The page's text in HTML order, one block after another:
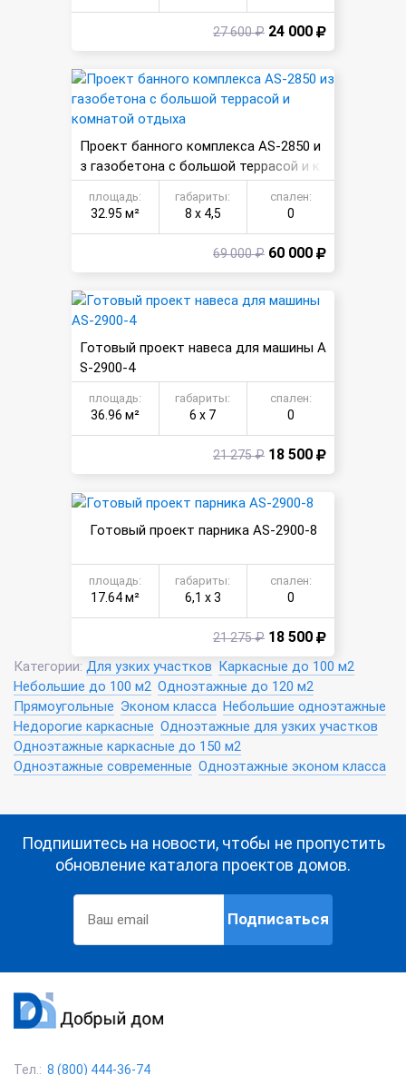
27 600 ₽ 24 000
Проект банного комплекса AS-2850 и
з газобетона с большой террасой и к
омнатой отдыха
площадь:
32.95 м²
габариты:
8 х 4,5
спален:
0
69 000 ₽ 60 000
Готовый проект навеса для машины A
S-2900-4
площадь:
36.96 м²
габариты:
6 х 7
спален:
0
21 275 ₽ 18 500
Готовый проект парника AS-2900-8
площадь:
17.64 м²
габариты:
6,1 х 3
спален:
0
21 275 ₽ 18 500
Категории: Для узких участков Каркасные до 100 м2
Небольшие до 100 м2 Одноэтажные до 120 м2
Прямоугольные Эконом класса Небольшие одноэтажные
Недорогие каркасные Одноэтажные для узких участков
Одноэтажные каркасные до 150 м2
Одноэтажные современные Одноэтажные эконом класса
Подпишитесь на новости, чтобы не пропустить
обновление каталога проектов домов.
Подписаться
Тел.: 8 (800) 444-36-74